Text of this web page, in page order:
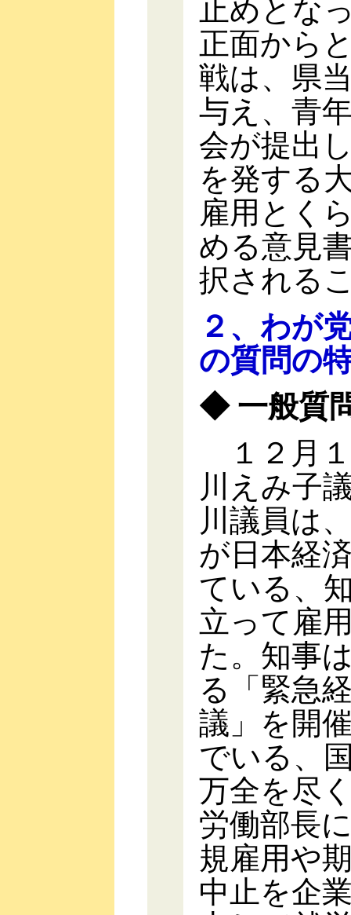
止めとな
正面から
戦は、県
与え、青
会が提出
を発する
雇用とく
める意見
択される
２、わが
の質問の
◆ 一般質
１２月
川えみ子
川議員は
が日本経
ている、
立って雇
た。知事
る「緊急
議」を開
でいる、
万全を尽
労働部長
規雇用や
中止を企